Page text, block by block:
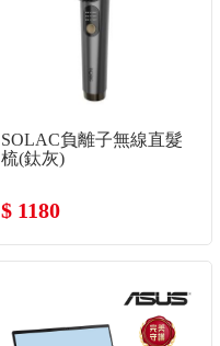
SOLAC負離子無線直髮
梳(鈦灰)
$ 1180